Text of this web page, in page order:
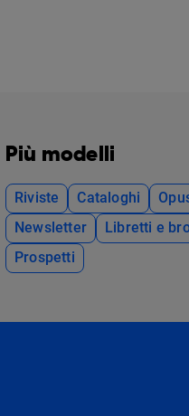
Più modelli
Riviste Cataloghi
Newsletter
Libretti e
Prospetti